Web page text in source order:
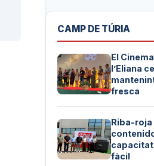
CAMP DE TÚRIA
El
l’Eliana
fresca
Riba-
capacitat
fàcil